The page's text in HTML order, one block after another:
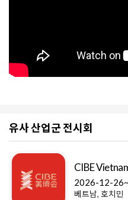
유사 산업군 전시회
CIBE
2026-12-
베트남, 호치민